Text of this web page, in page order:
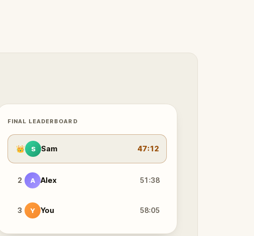
FINAL LEADERBOARD
👑 S Sam 47:12
2 A Alex 51:38
3 Y You 58:05